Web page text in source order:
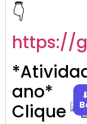
👇
https://
ano*
Clique
⬇